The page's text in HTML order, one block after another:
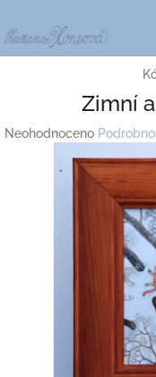
na
obsah
Zimní
Průměrné
Neohodnoceno